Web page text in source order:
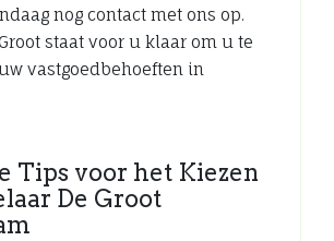
nog contact met ons op.
staat voor u klaar om u te
vastgoedbehoeften in
Tips voor het Kiezen
De Groot